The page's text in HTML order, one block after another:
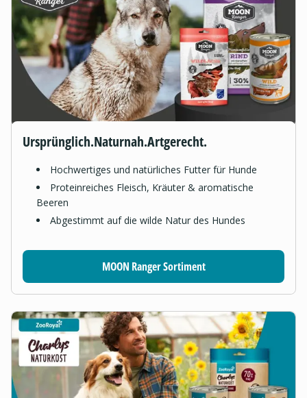
Ursprünglich.Naturnah.Artgerecht.
Hochwertiges und natürliches Futter für Hunde
Proteinreiches Fleisch, Kräuter & aromatische
Beeren
Abgestimmt auf die wilde Natur des Hundes
MOON Ranger Sortiment